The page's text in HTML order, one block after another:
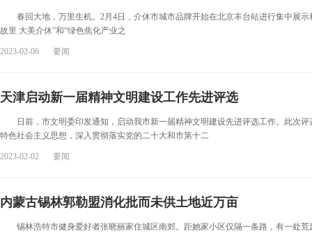
春回大地，万里生机。2月4日，介休市城市品牌开始在北京丰台站进行集中展
故里 大美介休”和“绿色焦化产业之
2023-02-06 要闻
天津启动新一届精神文明建设工作先进评选
日前，市文明委印发通知，启动我市新一届精神文明建设先进评选工作。此次评
特色社会主义思想，深入贯彻落实党的二十大和市第十二
2023-02-02 要闻
内蒙古锡林郭勒盟消化批而未供土地近万亩
锡林浩特市健身爱好者张晓丽家住城区南郊。距她家小区仅隔一条路，有一处荒